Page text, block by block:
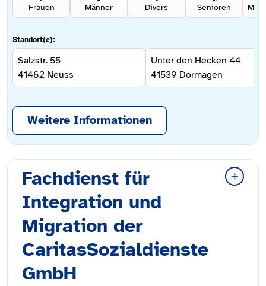
Frauen Männer Divers Senioren
Standort(e):
Salzstr. 55
41462 Neuss
Unter den Hecken 44
41539 Dormagen
Weitere Informationen
Fachdienst für
Integration und
Migration der
CaritasSozialdienste
GmbH